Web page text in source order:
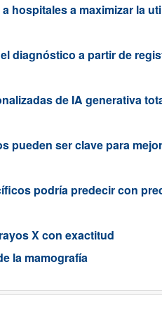
hospitales a maximizar la
diagnóstico a partir de
de IA generativa
pueden ser clave para
podría predecir con
X con exactitud
la mamografía